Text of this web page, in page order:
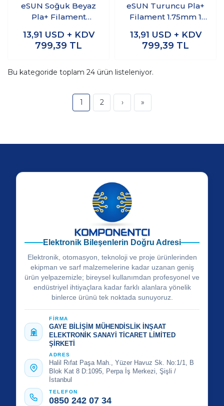
eSUN Soğuk Beyaz
Pla+ Filament
13,91 USD + KDV
799,39 TL
eSUN Turuncu Pla+
Filament 1.75mm 1
13,91 USD + KDV
799,39 TL
Bu kategoride toplam 24 ürün listeleniyor.
1 2 › »
Elektronik Bileşenlerin Doğru Adresi
Elektronik, otomasyon, teknoloji ve proje ürünlerinden
ekipman ve sarf malzemelerine kadar uzanan geniş
ürün yelpazemizle; bireysel kullanımdan profesyonel ve
endüstriyel ihtiyaçlara kadar farklı alanlara yönelik
binlerce ürünü tek noktada sunuyoruz.
FİRMA
GAYE BİLİŞİM MÜHENDİSLİK İNŞAAT
ELEKTRONİK SANAYİ TİCARET LİMİTED
ŞİRKETİ
ADRES
Halil Rıfat Paşa Mah., Yüzer Havuz Sk. No:1/1, B
Blok Kat 8 D:1095, Perpa İş Merkezi, Şişli /
İstanbul
TELEFON
0850 242 07 34